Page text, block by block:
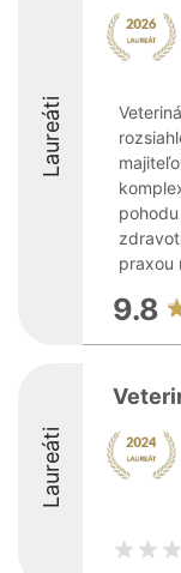
Laureáti
praxou
9.8
Laureáti